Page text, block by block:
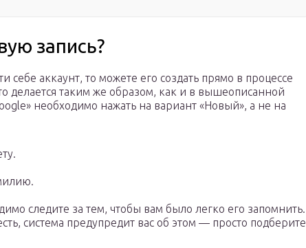
запись?
себе аккаунт, то можете его создать прямо в процессе
делается таким же образом, как и в вышеописанной
необходимо нажать на вариант «Новый», а не на
следите за тем, чтобы вам было легко его запомнить.
система предупредит вас об этом — просто подберите